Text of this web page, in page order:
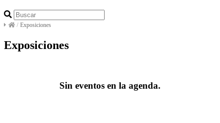
/ Exposiciones
Exposiciones
Sin eventos en la agenda.